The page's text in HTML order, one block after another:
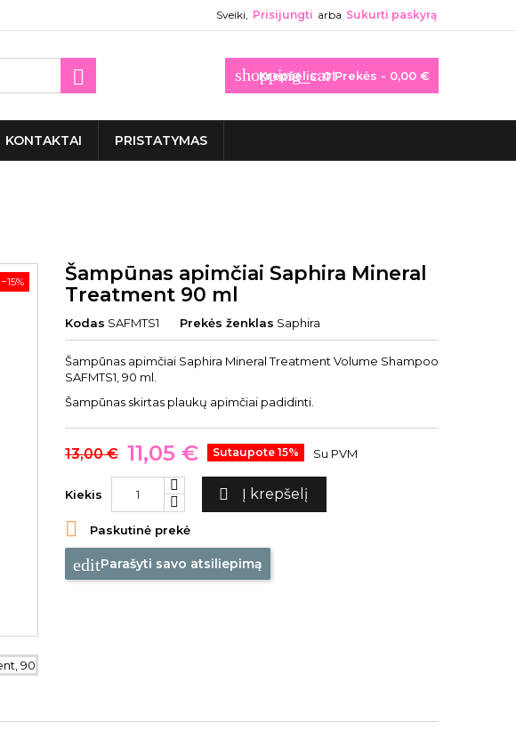
Sveiki, Prisijungti arba Sukurti paskyrą
shopping_cart
Krepšelis: 0Prekės - 0,00 €

KONTAKTAI PRISTATYMAS
−15%
Šampūnas apimčiai Saphira Mineral
Treatment 90 ml
Kodas SAFMTS1 Prekės ženklas Saphira
Šampūnas apimčiai Saphira Mineral Treatment Volume Shampoo
SAFMTS1, 90 ml.
Šampūnas skirtas plaukų apimčiai padidinti.
13,00 € 11,05 € Sutaupote 15% Su PVM
Kiekis  Į krepšelį
 Paskutinė prekė
editParašyti savo atsiliepimą